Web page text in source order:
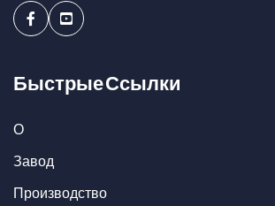
FacebookYoutube
Быстрые Ссылки
О
Завод
Производство